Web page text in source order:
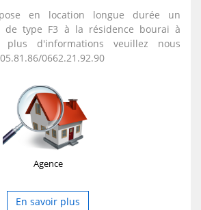
en location longue durée un
de type F3 à la résidence bourai à
plus d'informations veuillez nous
0662.21.92.90
Agence
En savoir plus